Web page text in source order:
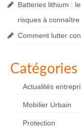
Batteries lithium :
risques à connaître
Comment lutter
Catégories
Actualités
Mobilier Urbain
Protection